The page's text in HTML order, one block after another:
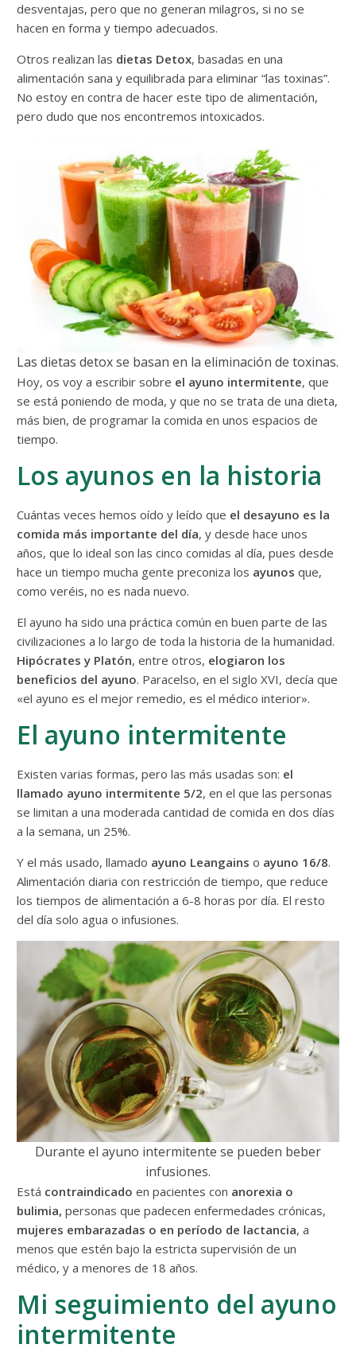
desventajas, pero que no generan milagros, si no se
hacen en forma y tiempo adecuados.
Otros realizan las dietas Detox, basadas en una
alimentación sana y equilibrada para eliminar “las toxinas”.
No estoy en contra de hacer este tipo de alimentación,
pero dudo que nos encontremos intoxicados.
Las dietas detox se basan en la eliminación de toxinas.
Hoy, os voy a escribir sobre el ayuno intermitente, que
se está poniendo de moda, y que no se trata de una dieta,
más bien, de programar la comida en unos espacios de
tiempo.
Los ayunos en la historia
Cuántas veces hemos oído y leído que el desayuno es la
comida más importante del día, y desde hace unos
años, que lo ideal son las cinco comidas al día, pues desde
hace un tiempo mucha gente preconiza los ayunos que,
como veréis, no es nada nuevo.
El ayuno ha sido una práctica común en buen parte de las
civilizaciones a lo largo de toda la historia de la humanidad.
Hipócrates y Platón, entre otros, elogiaron los
beneficios del ayuno. Paracelso, en el siglo XVI, decía que
«el ayuno es el mejor remedio, es el médico interior».
El ayuno intermitente
Existen varias formas, pero las más usadas son: el
llamado ayuno intermitente 5/2, en el que las personas
se limitan a una moderada cantidad de comida en dos días
a la semana, un 25%.
Y el más usado, llamado ayuno Leangains o ayuno 16/8.
Alimentación diaria con restricción de tiempo, que reduce
los tiempos de alimentación a 6-8 horas por día. El resto
del día solo agua o infusiones.
Durante el ayuno intermitente se pueden beber
infusiones.
Está contraindicado en pacientes con anorexia o
bulimia,personas que padecen enfermedades crónicas,
mujeres embarazadas o en período de lactancia, a
menos que estén bajo la estricta supervisión de un
médico, y a menores de 18 años.
Mi seguimiento del ayuno
intermitente